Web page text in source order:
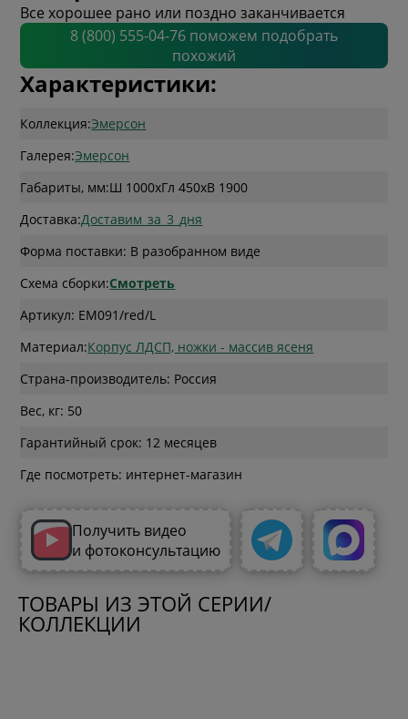
Все хорошее рано или поздно заканчивается
8 (800) 555-04-76 поможем подобрать
похожий
Характеристики:
Коллекция:Эмерсон
Галерея:Эмерсон
Габариты, мм:Ш 1000xГл 450xВ 1900
Доставка:Доставим_за_3_дня
Форма поставки: В разобранном виде
Схема сборки:Смотреть
Артикул: EM091/red/L
Материал:Корпус ЛДСП, ножки - массив ясеня
Страна-производитель: Россия
Вес, кг: 50
Гарантийный срок: 12 месяцев
Где посмотреть: интернет-магазин
Получить видео
и фотоконсультацию
ТОВАРЫ ИЗ ЭТОЙ СЕРИИ/
КОЛЛЕКЦИИ